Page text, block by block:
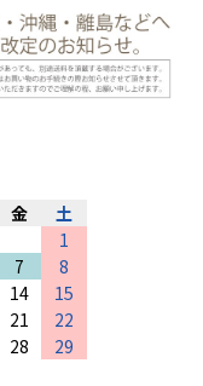
金
土
1
7
8
14
15
21
22
28
29